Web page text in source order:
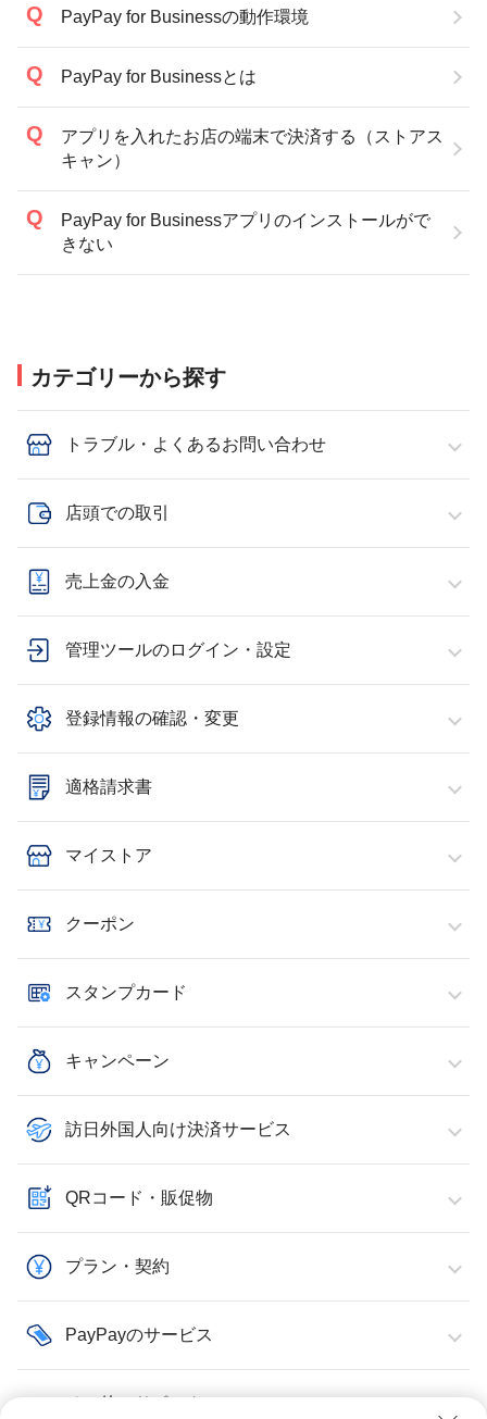
PayPay for Businessの動作環境
PayPay for Businessとは
アプリを入れたお店の端末で決済する（ストアス
キャン）
PayPay for Businessアプリのインストールがで
きない
カテゴリーから探す
トラブル・よくあるお問い合わせ
店頭での取引
売上金の入金
管理ツールのログイン・設定
登録情報の確認・変更
適格請求書
マイストア
クーポン
スタンプカード
キャンペーン
訪日外国人向け決済サービス
QRコード・販促物
プラン・契約
PayPayのサービス
その他・サポート